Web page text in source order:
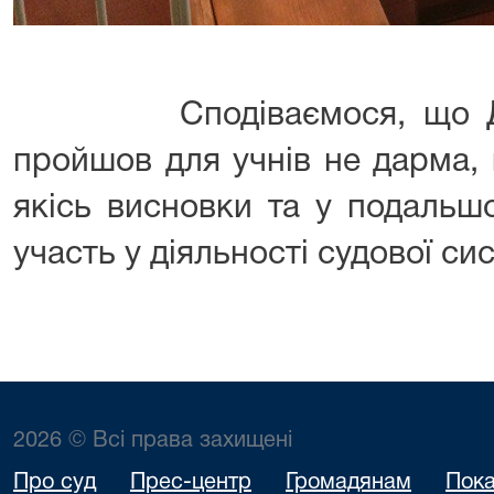
Сподіваємося, що
пройшов для учнів не
якісь висновки та у
участь у діяльності судової
2026 © Всі права захищені
Про суд Прес-центр Громадянам